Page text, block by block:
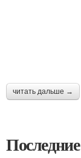
читать дальше →